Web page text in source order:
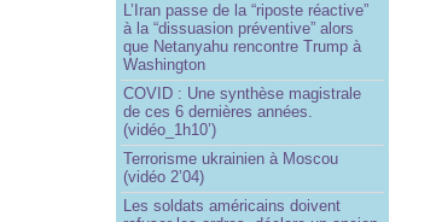
L’Iran passe de la “riposte réactive”
à la “dissuasion préventive” alors
que Netanyahu rencontre Trump à
Washington
COVID : Une synthèse magistrale
de ces 6 dernières années.
(vidéo_1h10’)
Terrorisme ukrainien à Moscou
(vidéo 2’04)
Les soldats américains doivent